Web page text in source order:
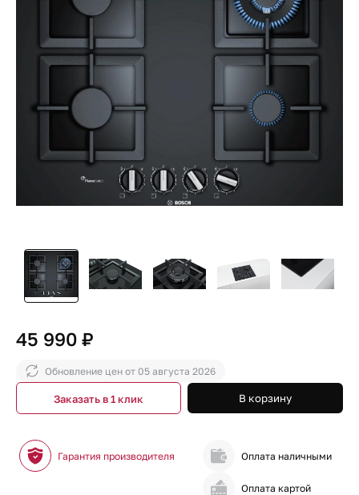
45 990 ₽
Обновление цен от 05 августа 2026
В корзину
Заказать в 1 клик
Гарантия производителя Оплата наличными
Оплата картой